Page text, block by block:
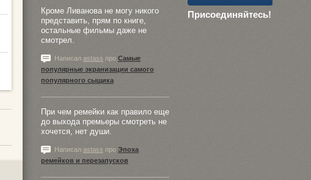
Присоединяйтесь!
Кроме Ливанова не могу никого
представить, прям по книге,
остальные фильмы даже не
смотрел.
Написал astass про Самые
популярные экранизации самого
популярного сыщика
При чем ремейки как правило еще
до выхода премьеры смотреть не
хочется, нет души.
Написал astass про Эпоха
ремейков и перезапусков